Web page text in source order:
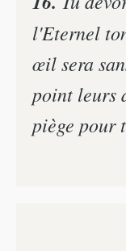
l'Eternel
œil sera
point leurs
piège pour